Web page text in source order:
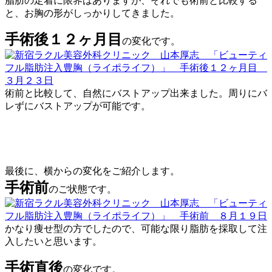
と、お胸の形がしっかりしてきました。
手術後１２ヶ月目 の変化です。
術前と比較して、自然にバストアップ出来ました。周りにバ
レずにバストアップが可能です。
最後に、横からの変化をご紹介します。
手術前のご状態です。
かなり痩せ型の方でしたので、可能な限り脂肪を採取して注
入したいと思います。
手術直後の変化です。